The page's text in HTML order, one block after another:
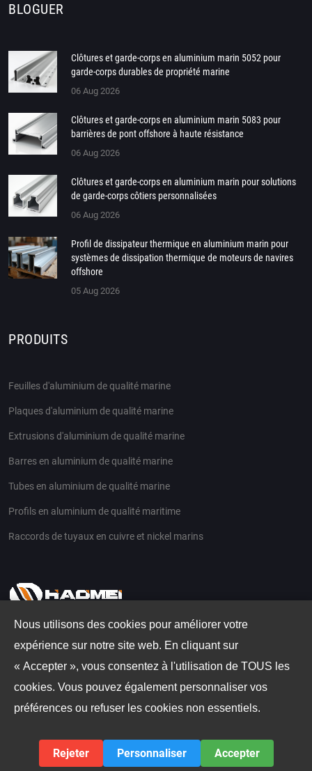
BLOGUER
Clôtures et garde-corps en aluminium marin 5052 pour
garde-corps durables de propriété marine
06 Aug 2026
Clôtures et garde-corps en aluminium marin 5083 pour
barrières de pont offshore à haute résistance
06 Aug 2026
Clôtures et garde-corps en aluminium marin pour solutions
de garde-corps côtiers personnalisées
06 Aug 2026
Profil de dissipateur thermique en aluminium marin pour
systèmes de dissipation thermique de moteurs de navires
offshore
05 Aug 2026
PRODUITS
Feuilles d'aluminium de qualité marine
Plaques d'aluminium de qualité marine
Extrusions d'aluminium de qualité marine
Barres en aluminium de qualité marine
Tubes en aluminium de qualité marine
Profils en aluminium de qualité maritime
Raccords de tuyaux en cuivre et nickel marins
Email
th@aluminio.cn
Address
No.14 Waihuan Road, CBD Zhengzhou, Chine
Nous utilisons des cookies pour améliorer votre
expérience sur notre site web. En cliquant sur
« Accepter », vous consentez à l'utilisation de TOUS les
cookies. Vous pouvez également personnaliser vos
préférences ou refuser les cookies non essentiels.
Rejeter Personnaliser Accepter